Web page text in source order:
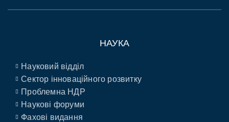
НАУКА
Науковий відділ
Сектор інноваційного розвитку
Проблемна НДР
Наукові форуми
Фахові видання